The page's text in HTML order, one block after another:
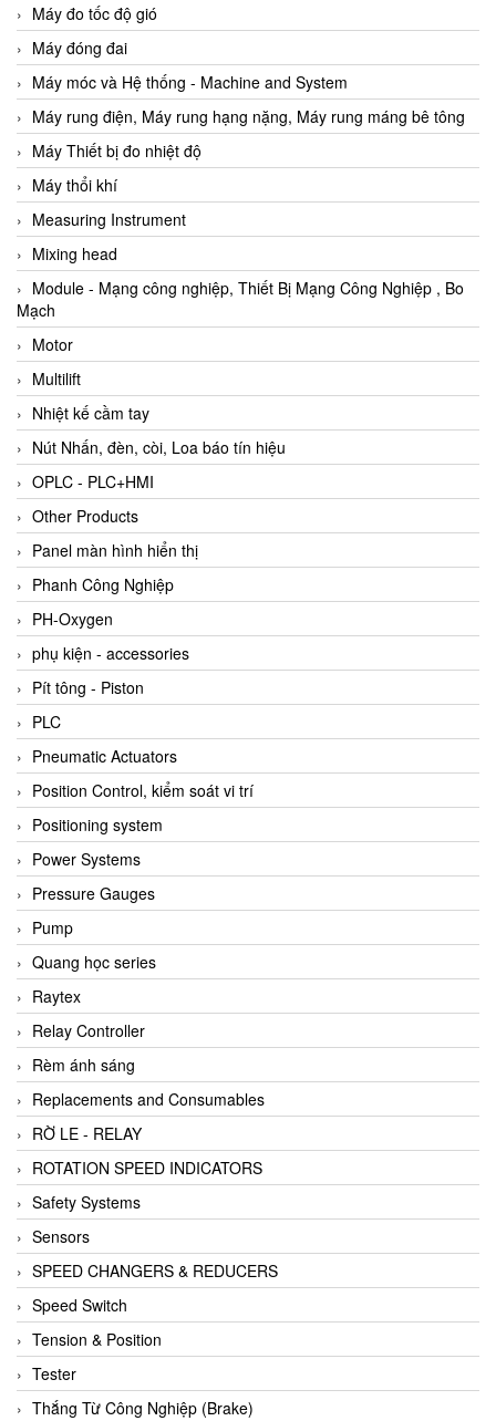
Máy đo tốc độ gió
Máy đóng đai
Máy móc và Hệ thống - Machine and System
Máy rung điện, Máy rung hạng nặng, Máy rung máng bê tông
Máy Thiết bị đo nhiệt độ
Máy thổi khí
Measuring Instrument
Mixing head
Module - Mạng công nghiệp, Thiết Bị Mạng Công Nghiệp , Bo
Mạch
Motor
Multilift
Nhiệt kế cầm tay
Nút Nhấn, đèn, còi, Loa báo tín hiệu
OPLC - PLC+HMI
Other Products
Panel màn hình hiển thị
Phanh Công Nghiệp
PH-Oxygen
phụ kiện - accessories
Pít tông - Piston
PLC
Pneumatic Actuators
Position Control, kiểm soát vi trí
Positioning system
Power Systems
Pressure Gauges
Pump
Quang học series
Raytex
Relay Controller
Rèm ánh sáng
Replacements and Consumables
RỜ LE - RELAY
ROTATION SPEED INDICATORS
Safety Systems
Sensors
SPEED CHANGERS & REDUCERS
Speed Switch
Tension & Position
Tester
Thắng Từ Công Nghiệp (Brake)